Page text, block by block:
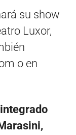
su show
Luxor,
o en